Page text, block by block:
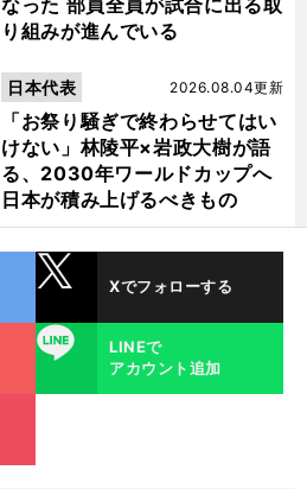
なった 部員全員が試合に出る取
り組みが進んでいる
「お祭り騒ぎで終わらせてはい
けない」林陵平×岩政大樹が語
る、2030年ワールドカップへ
日本が積み上げるべきもの
2026.08.04更新
日本代表
Xでフォローする
LINE
LINEで
アカウント追加